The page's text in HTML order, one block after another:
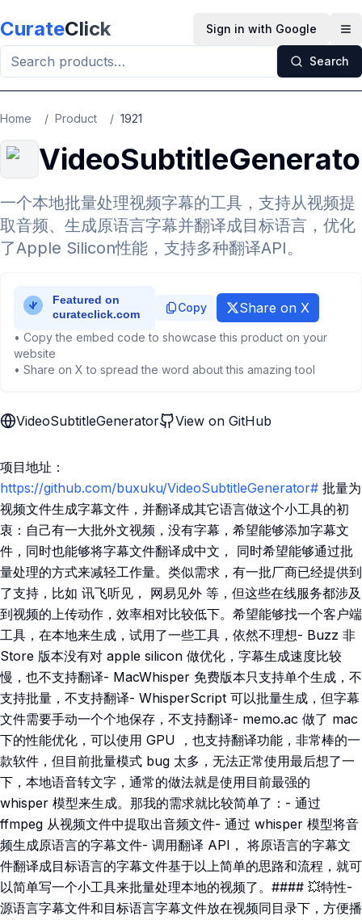
CurateClick Sign in with Google
Search
Home / Product / 1921
一个本地批量处理视频字幕的工具，支持从视频提
取音频、生成原语言字幕并翻译成目标语言，优化
了Apple Silicon性能，支持多种翻译API。
Copy Share on X
• Copy the embed code to showcase this product on your
website
• Share on X to spread the word about this amazing tool
VideoSubtitleGenerator View on GitHub
项目地址：
https://github.com/buxuku/VideoSubtitleGenerator# 批量为
视频文件生成字幕文件，并翻译成其它语言做这个小工具的初
衷：自己有一大批外文视频，没有字幕，希望能够添加字幕文
件，同时也能够将字幕文件翻译成中文， 同时希望能够通过批
量处理的方式来减轻工作量。类似需求，有一批厂商已经提供到
了支持，比如 讯飞听见， 网易见外 等，但这些在线服务都涉及
到视频的上传动作，效率相对比较低下。希望能够找一个客户端
工具，在本地来生成，试用了一些工具，依然不理想- Buzz 非
Store 版本没有对 apple silicon 做优化，字幕生成速度比较
慢，也不支持翻译- MacWhisper 免费版本只支持单个生成，不
支持批量，不支持翻译- WhisperScript 可以批量生成，但字幕
文件需要手动一个个地保存，不支持翻译- memo.ac 做了 mac
下的性能优化，可以使用 GPU ，也支持翻译功能，非常棒的一
款软件，但目前批量模式 bug 太多，无法正常使用最后想了一
下，本地语音转文字，通常的做法就是使用目前最强的
whisper 模型来生成。那我的需求就比较简单了：- 通过
ffmpeg 从视频文件中提取出音频文件- 通过 whisper 模型将音
频生成原语言的字幕文件- 调用翻译 API， 将原语言的字幕文
件翻译成目标语言的字幕文件基于以上简单的思路和流程，就可
以简单写一个小工具来批量处理本地的视频了。#### 💥特性-
源语言字幕文件和目标语言字幕文件放在视频同目录下，方便播